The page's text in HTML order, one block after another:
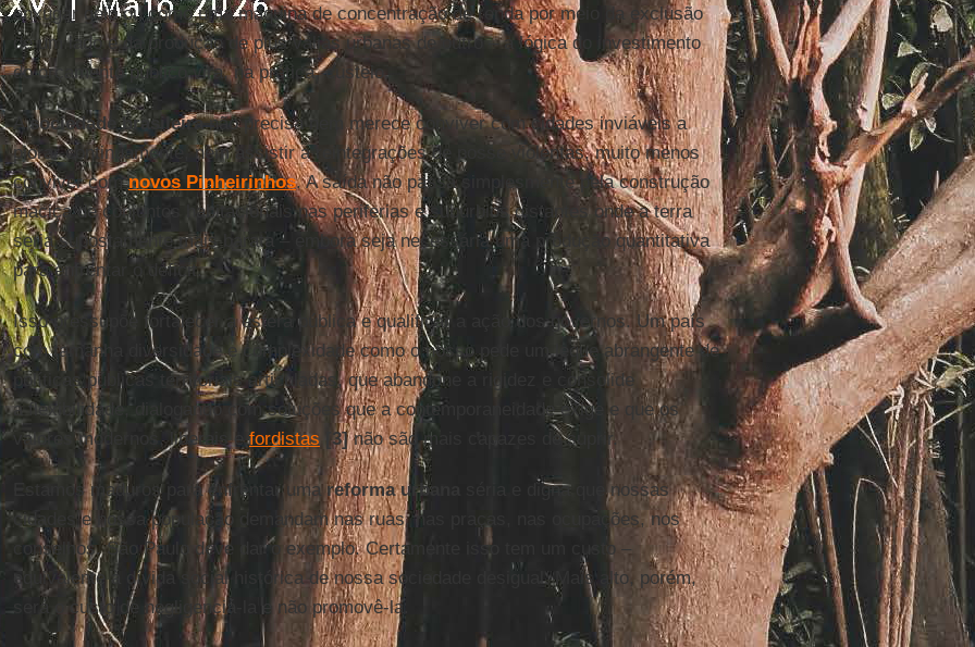
enxugar gelo ou como uma máquina de concentração de renda por meio da exclusão
de um lado e da produção de plus valias urbanas de outro – a lógica do investimento
do orçamento público vira, na prática, custeio.
Asociedade brasileiranão precisa nem merece conviver com cidades inviáveis a
piorar continuamente, nem assistir a reintegrações de posse violentas, muito menos
conviver comnovos Pinheirinhos. A saída não passa simplesmente pela construção
maciça de conjuntos habitacionais nas periferias e subúrbios distantes onde a terra
seria supostamente mais barata – embora seja necessária uma produção quantitativa
para enfrentar o déficit.
Isso pressupõe fortalecer a esfera pública e qualificar a ação dos governos. Um país
com tamanha diversidade e complexidade como o nosso pede um leque abrangente de
políticas públicas territoriais articuladas, que abandone a rigidez e consolide
a flexibilidade, dialogando com soluções que a contemporaneidade exige e que os
valores modernos, liberais efordistas [3]não são mais capazes de suprir.
Estamos maduros para enfrentar uma reforma urbana
séria e digna que nossas
cidades e nossa população demandam nas ruas, nas praças, nas ocupações, nos
conselhos. São Paulo deve dar o exemplo. Certamente isso tem um custo –
equivalente à dívida social histórica de nossa sociedade desigual. Mais alto, porém,
será o custo de negligenciá-la e não promovê-la.